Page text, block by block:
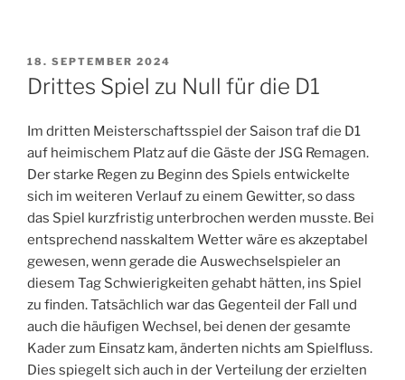
VERÖFFENTLICHT
AM
18. SEPTEMBER 2024
Drittes Spiel zu Null für die D1
Im dritten Meisterschaftsspiel der Saison traf die D1
auf heimischem Platz auf die Gäste der JSG Remagen.
Der starke Regen zu Beginn des Spiels entwickelte
sich im weiteren Verlauf zu einem Gewitter, so dass
das Spiel kurzfristig unterbrochen werden musste. Bei
entsprechend nasskaltem Wetter wäre es akzeptabel
gewesen, wenn gerade die Auswechselspieler an
diesem Tag Schwierigkeiten gehabt hätten, ins Spiel
zu finden. Tatsächlich war das Gegenteil der Fall und
auch die häufigen Wechsel, bei denen der gesamte
Kader zum Einsatz kam, änderten nichts am Spielfluss.
Dies spiegelt sich auch in der Verteilung der erzielten